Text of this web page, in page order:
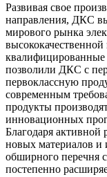
Развивая свое
направления, ДКС
мирового рынка
квалифицированные
позволили ДКС с
первоклассную
современным
продукты
инновационных
Благодаря активной
новых материалов и
обширного перечня
постепенно